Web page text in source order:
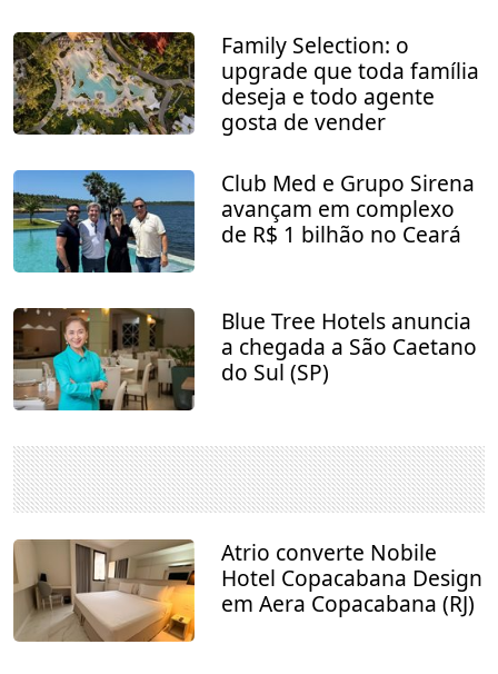
Family Selection: o
upgrade que toda família
deseja e todo agente
gosta de vender
Club Med e Grupo Sirena
avançam em complexo
de R$ 1 bilhão no Ceará
Blue Tree Hotels anuncia
a chegada a São Caetano
do Sul (SP)
Atrio converte Nobile
Hotel Copacabana Design
em Aera Copacabana (RJ)